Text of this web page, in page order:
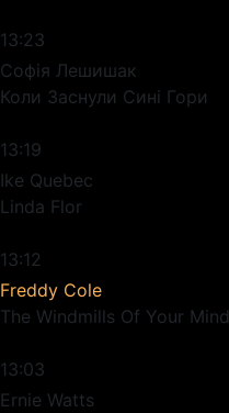
13:23
Софія Лешишак
Коли Заснули Сині Гори
13:19
Ike Quebec
Linda Flor
13:12
Freddy Cole
The Windmills Of Your Mind
13:03
Ernie Watts